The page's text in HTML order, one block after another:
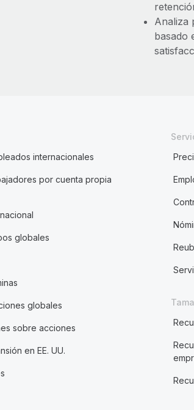
Analiza
basado
internacionales
por cuenta propia
globales
globales
sobre acciones
en EE. UU.